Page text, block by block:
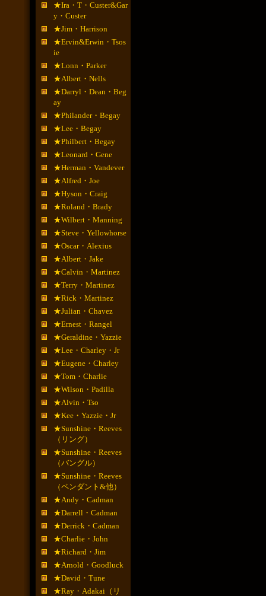
★Ira・T・Custer&Gar
y・Custer
★Jim・Harrison
★Ervin&Erwin・Tsos
ie
★Lonn・Parker
★Albert・Nells
★Darryl・Dean・Beg
ay
★Philander・Begay
★Lee・Begay
★Philbert・Begay
★Leonard・Gene
★Herman・Vandever
★Alfred・Joe
★Hyson・Craig
★Roland・Brady
★Wilbert・Manning
★Steve・Yellowhorse
★Oscar・Alexius
★Albert・Jake
★Calvin・Martinez
★Terry・Martinez
★Rick・Martinez
★Julian・Chavez
★Ernest・Rangel
★Geraldine・Yazzie
★Lee・Charley・Jr
★Eugene・Charley
★Tom・Charlie
★Wilson・Padilla
★Alvin・Tso
★Kee・Yazzie・Jr
★Sunshine・Reeves
（リング）
★Sunshine・Reeves
（バングル）
★Sunshine・Reeves
（ペンダント&他）
★Andy・Cadman
★Darrell・Cadman
★Derrick・Cadman
★Charlie・John
★Richard・Jim
★Arnold・Goodluck
★David・Tune
★Ray・Adakai（リ